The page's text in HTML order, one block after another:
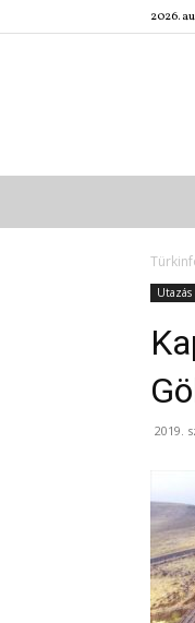
2026.
Utazás
2019.